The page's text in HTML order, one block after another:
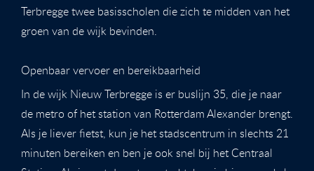
Terbregge twee basisscholen die zich te midden van het
groen van de wijk bevinden.
Openbaar vervoer en bereikbaarheid
In de wijk Nieuw Terbregge is er buslijn 35, die je naar
de metro of het station van Rotterdam Alexander brengt.
Als je liever fietst, kun je het stadscentrum in slechts 21
minuten bereiken en ben je ook snel bij het Centraal